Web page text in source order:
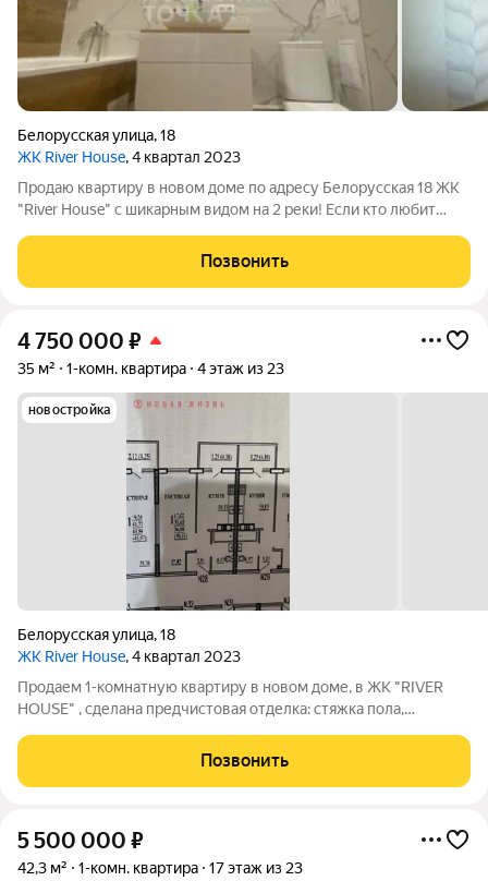
Белорусская улица,18
ЖК River House, 4 квартал 2023
Продаю квартиру в новом доме по адресу Белорусская 18 ЖК
"River House" с шикарным видом на 2 реки! Если кто любит
это ваш вариант! звоните и пишите! Квартира светлая и теплая
в любое время
Позвонить
4 750 000 ₽
35 м² 1-комн. квартира 4 этаж из 23
новостройка
Белорусская улица,18
ЖК River House, 4 квартал 2023
Продаем 1-комнатную квартиру в новом доме, в ЖК "RIVER
HOUSE" , сделана предчистовая отделка: стяжка пола,
оштукатурены, установлены подоконники, новая входная
дверь, установлены счетчики на
Позвонить
5 500 000 ₽
42,3 м² 1-комн. квартира 17 этаж из 23